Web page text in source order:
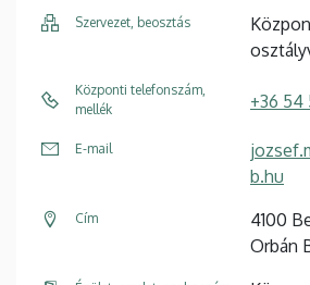
Szervezet, beosztás
Központi telefonszám,
mellék
+36 54
E-mail
b.hu
Cím
4100
Orbán